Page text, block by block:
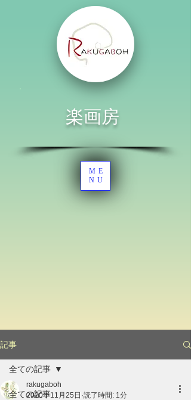
楽画房
ME
NU
記事
全ての記事
全ての記事
rakugaboh
2020年11月25日 読了時間: 1分